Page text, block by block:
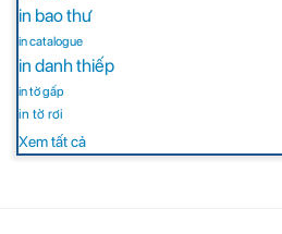
in bao thư
in catalogue
in danh thiếp
in tờ gấp
in tờ rơi
Xem tất cả